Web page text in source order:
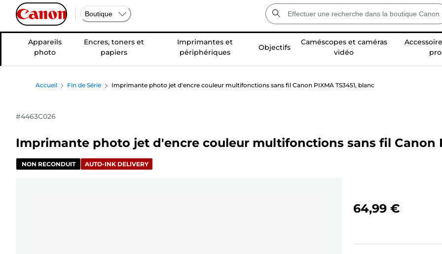
Boutique
Appareils
photo
Encres, toners et
papiers
Imprimantes et
périphériques
Objectifs
Caméscopes et caméras
vidéo
Accueil Fin de Série Imprimante photo jet d'encre couleur multifonctions sans fil Canon PIXMA TS3451, blanc
#4463C026
Imprimante photo jet d'encre couleur multifonctions sans fil Canon
NON RECONDUIT AUTO-INK DELIVERY
64,99 €